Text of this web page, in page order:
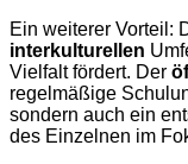
Ein weiterer Vorteil:
interkulturellen
Vielfalt fördert. Der
regelmäßige
sondern auch ein
des Einzelnen im